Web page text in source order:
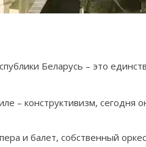
Беларусь – это
– конструктивизм,
и балет, собственный